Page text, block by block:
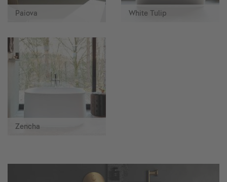
Paiova White Tulip
Zencha